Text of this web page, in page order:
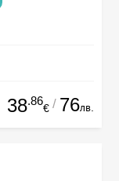
38.86
€ / 76лв.